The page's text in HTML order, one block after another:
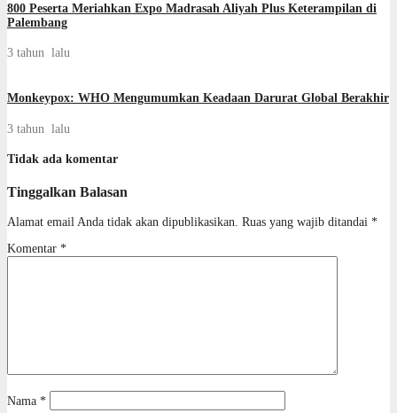
800 Peserta Meriahkan Expo Madrasah Aliyah Plus Keterampilan di
Palembang
3 tahun lalu
Monkeypox: WHO Mengumumkan Keadaan Darurat Global Berakhir
3 tahun lalu
Tidak ada komentar
Tinggalkan Balasan
Alamat email Anda tidak akan dipublikasikan. Ruas yang wajib ditandai *
Komentar *
Nama *